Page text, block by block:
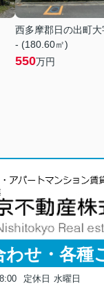
西多摩郡日の出町
- (180.60㎡)
550万円
わせ・各種
定休日 水曜日